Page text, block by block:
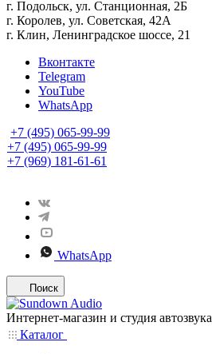
г. Подольск, ул. Станционная, 2Б
г. Королев, ул. Советская, 42А
г. Клин, Ленинградское шоссе, 21
Вконтакте
Telegram
YouTube
WhatsApp
+7 (495) 065-99-99
+7 (495) 065-99-99
+7 (969) 181-61-61
WhatsApp
Поиск
Интернет-магазин и студия автозвука
Каталог